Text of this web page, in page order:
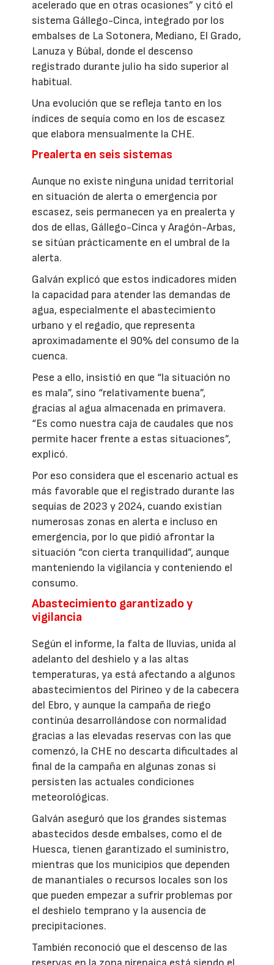
acelerado que en otras ocasiones” y citó el
sistema Gállego-Cinca, integrado por los
embalses de La Sotonera, Mediano, El Grado,
Lanuza y Búbal, donde el descenso
registrado durante julio ha sido superior al
habitual.
Una evolución que se refleja tanto en los
índices de sequía como en los de escasez
que elabora mensualmente la CHE.
Prealerta en seis sistemas
Aunque no existe ninguna unidad territorial
en situación de alerta o emergencia por
escasez, seis permanecen ya en prealerta y
dos de ellas, Gállego-Cinca y Aragón-Arbas,
se sitúan prácticamente en el umbral de la
alerta.
Galván explicó que estos indicadores miden
la capacidad para atender las demandas de
agua, especialmente el abastecimiento
urbano y el regadío, que representa
aproximadamente el 90% del consumo de la
cuenca.
Pese a ello, insistió en que “la situación no
es mala”, sino “relativamente buena”,
gracias al agua almacenada en primavera.
“Es como nuestra caja de caudales que nos
permite hacer frente a estas situaciones”,
explicó.
Por eso considera que el escenario actual es
más favorable que el registrado durante las
sequías de 2023 y 2024, cuando existían
numerosas zonas en alerta e incluso en
emergencia, por lo que pidió afrontar la
situación “con cierta tranquilidad”, aunque
manteniendo la vigilancia y conteniendo el
consumo.
Abastecimiento garantizado y
vigilancia
Según el informe, la falta de lluvias, unida al
adelanto del deshielo y a las altas
temperaturas, ya está afectando a algunos
abastecimientos del Pirineo y de la cabecera
del Ebro, y aunque la campaña de riego
continúa desarrollándose con normalidad
gracias a las elevadas reservas con las que
comenzó, la CHE no descarta dificultades al
final de la campaña en algunas zonas si
persisten las actuales condiciones
meteorológicas.
Galván aseguró que los grandes sistemas
abastecidos desde embalses, como el de
Huesca, tienen garantizado el suministro,
mientras que los municipios que dependen
de manantiales o recursos locales son los
que pueden empezar a sufrir problemas por
el deshielo temprano y la ausencia de
precipitaciones.
También reconoció que el descenso de las